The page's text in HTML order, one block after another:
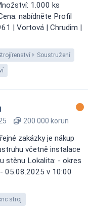
1.000 ks
nabídněte Profil
| Vortová | Chrudim |
Soustružení
200 000 korun
zakázky je nákup
včetně instalace
stěnu Lokalita: - okres
05.08.2025 v 10:00
stroj